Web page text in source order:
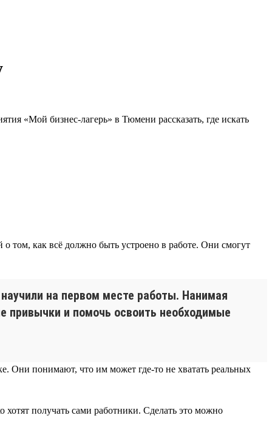
«Мой бизнес-лагерь» в Тюмени рассказать, где искать
том, как всё должно быть устроено в работе. Они смогут
на первом месте работы. Нанимая
привычки и помочь освоить необходимые
Они понимают, что им может где-то не хватать реальных
хотят получать сами работники. Сделать это можно